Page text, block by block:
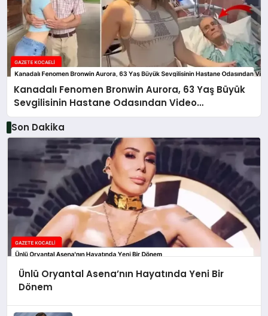
Kanadalı Fenomen Bronwin Aurora, 63 Yaş Büyük
Sevgilisinin Hastane Odasından Video
Paylaşımıyla Olay Yarattı
Son Dakika
Ünlü Oryantal Asena’nın Hayatında Yeni Bir
Dönem